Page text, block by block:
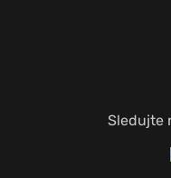
Sledujte